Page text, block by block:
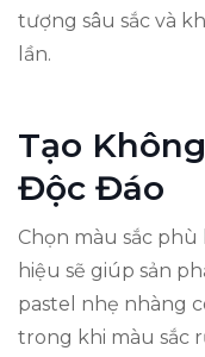
tượng sâu sắc và
lần.
Tạo
Độc Đáo
Chọn màu sắc
hiệu sẽ giúp sản
pastel nhẹ nhàng
trong khi màu sắc